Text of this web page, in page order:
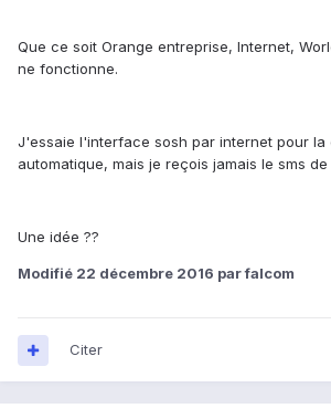
Que ce soit Orange entreprise, Internet,
ne fonctionne.
J'essaie l'interface sosh par internet pour la
automatique, mais je reçois jamais le sms
Une idée ??
Modifié 22 décembre 2016 par falcom
Citer